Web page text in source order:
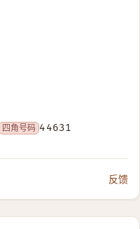
四角号码 44631
反馈